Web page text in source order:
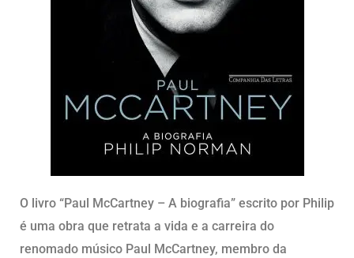
O livro “Paul McCartney – A biografia” escrito por Philip
é uma obra que retrata a vida e a carreira do
renomado músico Paul McCartney, membro da